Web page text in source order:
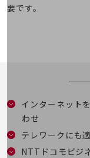
クラウド・データセン
IoT
データ利活用
要です。
インターネット
わせ
テレワークにも
NTTドコモビジ